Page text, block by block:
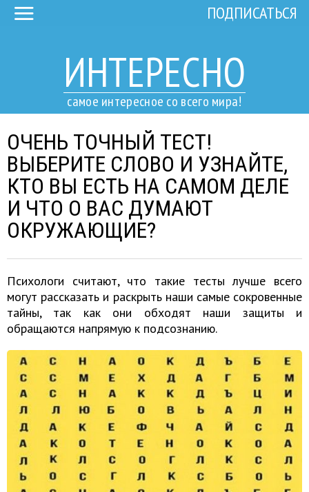
ИНТЕРЕСНО
самое интересное со всего мира!
ПОДПИСАТЬСЯ
ОЧЕНЬ ТОЧНЫЙ ТЕСТ!
ВЫБЕРИТЕ СЛОВО И УЗНАЙТЕ,
КТО ВЫ ЕСТЬ НА САМОМ ДЕЛЕ
И ЧТО О ВАС ДУМАЮТ
ОКРУЖАЮЩИЕ?
Психологи считают, что такие тесты лучше всего
могут рассказать и раскрыть наши самые сокровенные
тайны, так как они обходят наши защиты и
обращаются напрямую к подсознанию.